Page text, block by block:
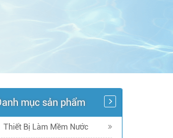
mục sản phẩm
Thiết Bị Làm Mềm Nước